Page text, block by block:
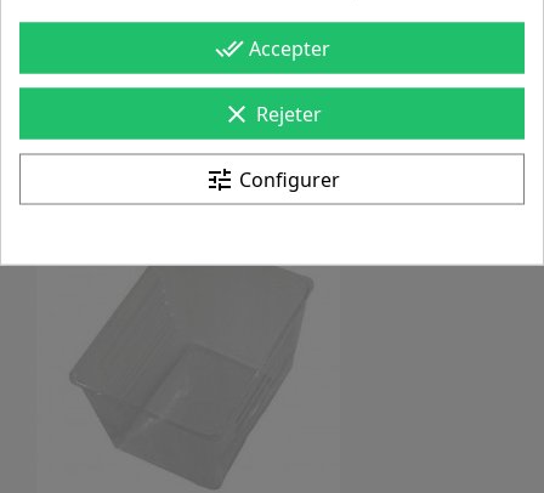
Seau À Peinture Standard 12L
done_all Accepter
clear Rejeter
tune Configurer